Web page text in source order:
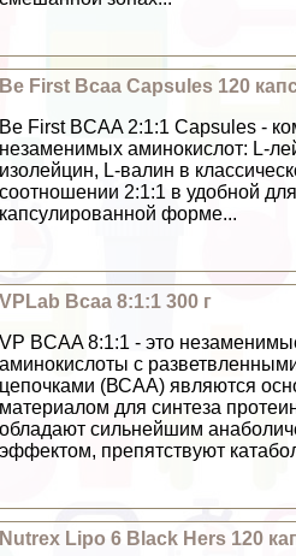
Be First Bcaa Capsules 120
Be First BCAA 2:1:1 Capsules -
незаменимых аминокислот: L-
изолейцин, L-валин в
соотношении 2:1:1 в удобной
капсулированной форме...
VPLab Bcaa 8:1:1 300 г
VP BCAA 8:1:1 - это
аминокислоты с
цепочками (ВСАА) являются
материалом для синтеза
обладают сильнейшим
эффектом, препятствуют
Nutrex Lipo 6 Black Hers 120